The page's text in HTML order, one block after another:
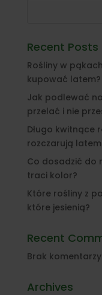
Recent Posts
Rośliny w
kupować latem?
Jak podlewać
przelać i nie
Długo kwitnące
rozczarują
Co dosadzić do
traci kolor?
Które rośliny z
które jesienią?
Recent
Brak
Archives